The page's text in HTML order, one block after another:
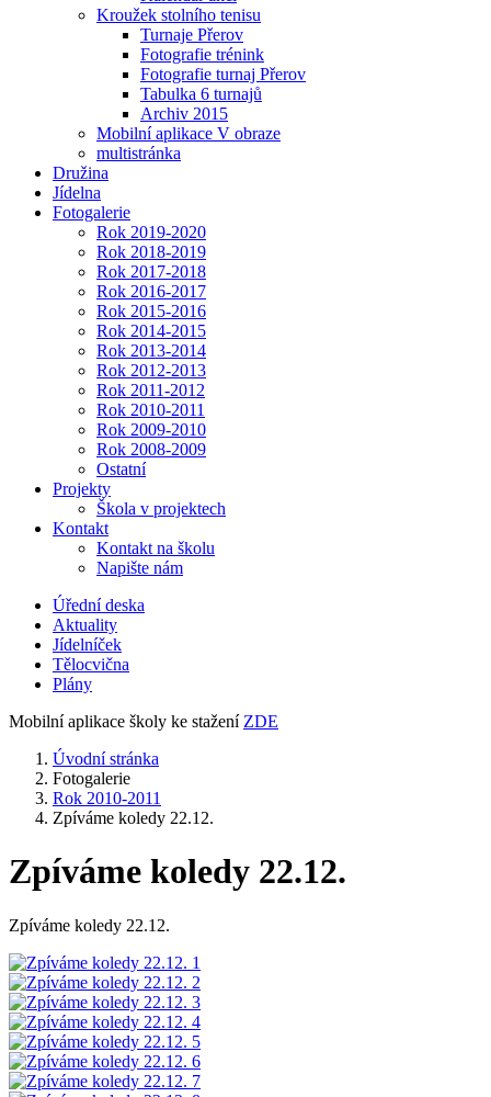
Kroužek stolního tenisu
Turnaje Přerov
Fotografie trénink
Fotografie turnaj Přerov
Tabulka 6 turnajů
Archiv 2015
Mobilní aplikace V obraze
multistránka
Družina
Jídelna
Fotogalerie
Rok 2019-2020
Rok 2018-2019
Rok 2017-2018
Rok 2016-2017
Rok 2015-2016
Rok 2014-2015
Rok 2013-2014
Rok 2012-2013
Rok 2011-2012
Rok 2010-2011
Rok 2009-2010
Rok 2008-2009
Ostatní
Projekty
Škola v projektech
Kontakt
Kontakt na školu
Napište nám
Úřední deska
Aktuality
Jídelníček
Tělocvična
Plány
Mobilní aplikace školy ke stažení ZDE
Úvodní stránka
Fotogalerie
Rok 2010-2011
Zpíváme koledy 22.12.
Zpíváme koledy 22.12.
Zpíváme koledy 22.12.